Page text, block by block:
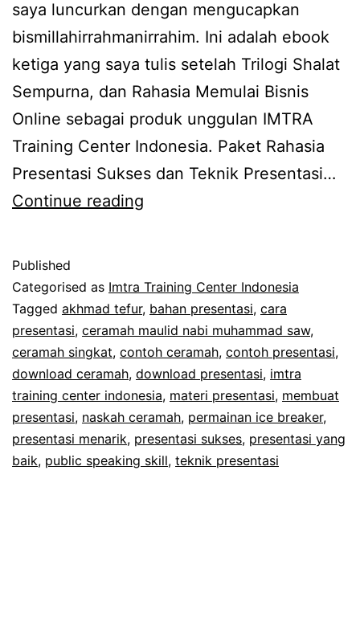
saya luncurkan dengan mengucapkan
bismillahirrahmanirrahim. Ini adalah ebook
ketiga yang saya tulis setelah Trilogi Shalat
Sempurna, dan Rahasia Memulai Bisnis
Online sebagai produk unggulan IMTRA
Training Center Indonesia. Paket Rahasia
Presentasi Sukses dan Teknik Presentasi…
Continue reading
Presentasi
Sukses
dan
Teknik
Presentasi
Menarik
Published
Categorised as Imtra Training Center Indonesia
Tagged akhmad tefur, bahan presentasi, cara
presentasi, ceramah maulid nabi muhammad saw,
ceramah singkat, contoh ceramah, contoh presentasi,
download ceramah, download presentasi, imtra
training center indonesia, materi presentasi, membuat
presentasi, naskah ceramah, permainan ice breaker,
presentasi menarik, presentasi sukses, presentasi yang
baik, public speaking skill, teknik presentasi